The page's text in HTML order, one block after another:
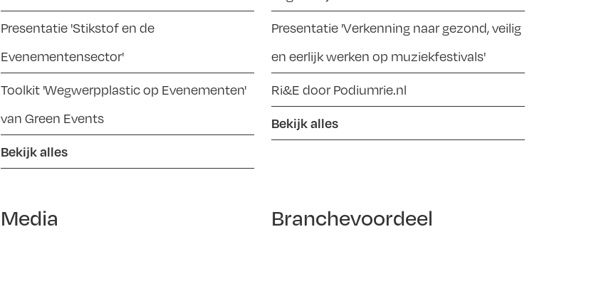
Presentatie 'Stikstof en de
Evenementensector'
Toolkit 'Wegwerpplastic op Evenementen'
van Green Events
Bekijk alles
Presentatie 'Verkenning naar gezond, veilig
en eerlijk werken op muziekfestivals'
Ri&E door Podiumrie.nl
Bekijk alles
Media Branchevoordeel